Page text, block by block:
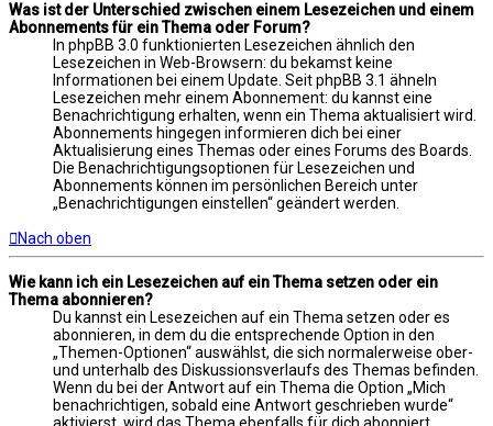
Was ist der Unterschied zwischen einem Lesezeichen und einem
Abonnements für ein Thema oder Forum?
In phpBB 3.0 funktionierten Lesezeichen ähnlich den
Lesezeichen in Web-Browsern: du bekamst keine
Informationen bei einem Update. Seit phpBB 3.1 ähneln
Lesezeichen mehr einem Abonnement: du kannst eine
Benachrichtigung erhalten, wenn ein Thema aktualisiert wird.
Abonnements hingegen informieren dich bei einer
Aktualisierung eines Themas oder eines Forums des Boards.
Die Benachrichtigungsoptionen für Lesezeichen und
Abonnements können im persönlichen Bereich unter
„Benachrichtigungen einstellen“ geändert werden.
Nach oben
Wie kann ich ein Lesezeichen auf ein Thema setzen oder ein
Thema abonnieren?
Du kannst ein Lesezeichen auf ein Thema setzen oder es
abonnieren, in dem du die entsprechende Option in den
„Themen-Optionen“ auswählst, die sich normalerweise ober-
und unterhalb des Diskussionsverlaufs des Themas befinden.
Wenn du bei der Antwort auf ein Thema die Option „Mich
benachrichtigen, sobald eine Antwort geschrieben wurde“